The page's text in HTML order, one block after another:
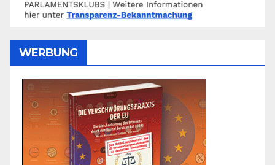
WERBUNG